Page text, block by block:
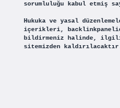
sorumluluğu kabul etmiş
Hukuka ve yasal
içerikleri,
bildirmeniz halinde,
sitemizden